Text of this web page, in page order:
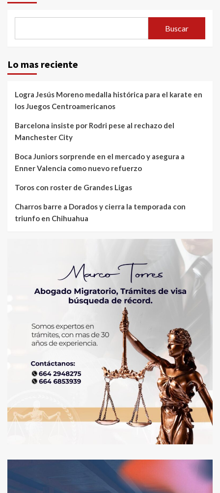
Buscar
Lo mas reciente
Logra Jesús Moreno medalla histórica para el karate en
los Juegos Centroamericanos
Barcelona insiste por Rodri pese al rechazo del
Manchester City
Boca Juniors sorprende en el mercado y asegura a
Enner Valencia como nuevo refuerzo
Toros con roster de Grandes Ligas
Charros barre a Dorados y cierra la temporada con
triunfo en Chihuahua